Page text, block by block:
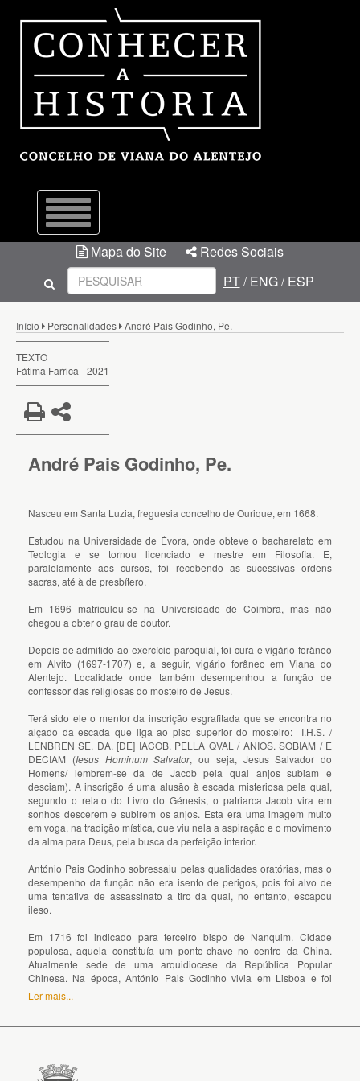
Menu
Mapa do Site
Redes Sociais
PT/ ENG/ ESP
Início Personalidades André Pais Godinho, Pe.
TEXTO
Fátima Farrica - 2021
André Pais Godinho, Pe.
Nasceu em Santa Luzia, freguesia concelho de Ourique, em 1668.
Estudou na Universidade de Évora, onde obteve o bacharelato em
Teologia e se tornou licenciado e mestre em Filosofia. E,
paralelamente aos cursos, foi recebendo as sucessivas ordens
sacras, até à de presbítero.
Em 1696 matriculou-se na Universidade de Coimbra, mas não
chegou a obter o grau de doutor.
Depois de admitido ao exercício paroquial, foi cura e vigário forâneo
em Alvito (1697-1707) e, a seguir, vigário forâneo em Viana do
Alentejo. Localidade onde também desempenhou a função de
confessor das religiosas do mosteiro de Jesus.
Terá sido ele o mentor da inscrição esgrafitada que se encontra no
alçado da escada que liga ao piso superior do mosteiro: I.H.S. /
LENBREN SE. DA. [DE] IACOB. PELLA QVAL / ANIOS. SOBIAM / E
DECIAM (Iesus Hominum Salvator, ou seja, Jesus Salvador do
Homens/ lembrem-se da de Jacob pela qual anjos subiam e
desciam). A inscrição é uma alusão à escada misteriosa pela qual,
segundo o relato do Livro do Génesis, o patriarca Jacob vira em
sonhos descerem e subirem os anjos. Esta era uma imagem muito
em voga, na tradição mística, que viu nela a aspiração e o movimento
da alma para Deus, pela busca da perfeição interior.
António Pais Godinho sobressaiu pelas qualidades oratórias, mas o
desempenho da função não era isento de perigos, pois foi alvo de
uma tentativa de assassinato a tiro da qual, no entanto, escapou
ileso.
Em 1716 foi indicado para terceiro bispo de Nanquim. Cidade
populosa, aquela constituía um ponto-chave no centro da China.
Atualmente sede de uma arquidiocese da República Popular
Chinesa. Na época, António Pais Godinho vivia em Lisboa e foi
também nomeado membro do Conselho do Rei, ombreando com os
do Cacém, onde tinha família.
Ler mais...